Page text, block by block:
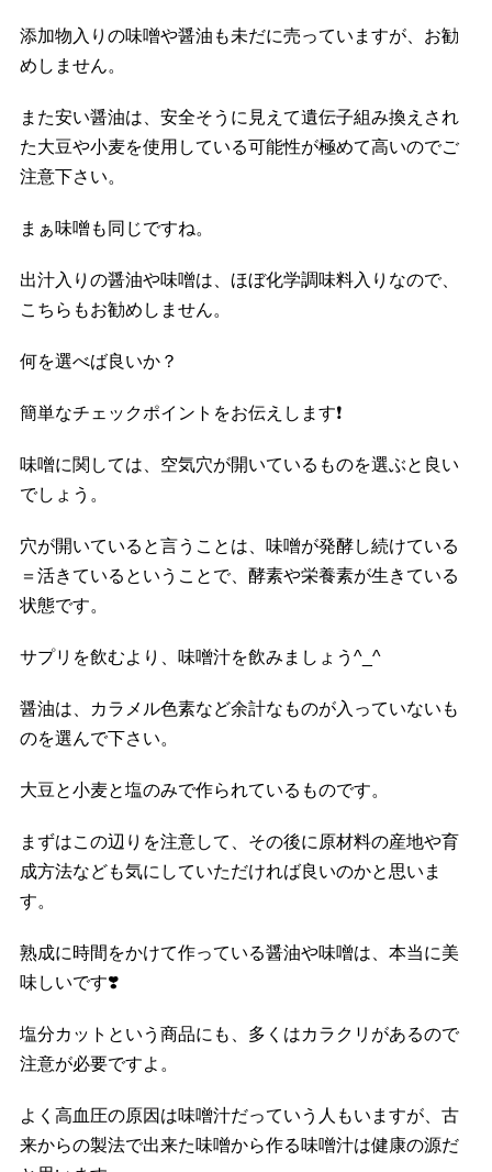
添加物入りの味噌や醤油も未だに売っていますが、お勧
めしません。
また安い醤油は、安全そうに見えて遺伝子組み換えされ
た大豆や小麦を使用している可能性が極めて高いのでご
注意下さい。
まぁ味噌も同じですね。
出汁入りの醤油や味噌は、ほぼ化学調味料入りなので、
こちらもお勧めしません。
何を選べば良いか？
簡単なチェックポイントをお伝えします❗️
味噌に関しては、空気穴が開いているものを選ぶと良い
でしょう。
穴が開いていると言うことは、味噌が発酵し続けている
＝活きているということで、酵素や栄養素が生きている
状態です。
サプリを飲むより、味噌汁を飲みましょう^_^
醤油は、カラメル色素など余計なものが入っていないも
のを選んで下さい。
大豆と小麦と塩のみで作られているものです。
まずはこの辺りを注意して、その後に原材料の産地や育
成方法なども気にしていただければ良いのかと思いま
す。
熟成に時間をかけて作っている醤油や味噌は、本当に美
味しいです❣️
塩分カットという商品にも、多くはカラクリがあるので
注意が必要ですよ。
よく高血圧の原因は味噌汁だっていう人もいますが、古
来からの製法で出来た味噌から作る味噌汁は健康の源だ